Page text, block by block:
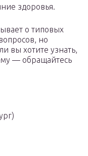
здоровья.
о типовых
но
вы хотите узнать,
— обращайтесь